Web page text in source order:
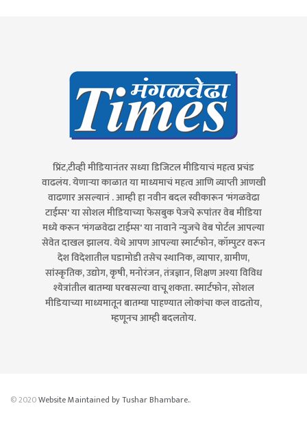
प्रिंट,टीव्ही मीडियानंतर सध्या डिजिटल मीडियाचं महत्व प्रचंड
वाढलंय. येणाऱ्या काळात या माध्यमाचं महत्व आणि व्याप्ती आणखी
वाढणार असल्यानं . आम्ही हा नवीन बदल स्वीकारून 'मंगळवेढा
टाईम्स' या सोशल मीडियाच्या फेसबुक पेजचे रूपांतर वेब मीडिया
मध्ये करून 'मंगळवेढा टाईम्स' या नावाने न्युजचे वेब पोर्टल आपल्या
सेवेत दाखल झालय. येथे आपण आपल्या स्मार्टफोन, कॉम्पुटर वरून
देश विदेशातील घडामोडी तसेच स्थानिक, व्यापार, ग्रामीण,
सांस्कृतिक, उद्योग, कृषी, मनोरंजन, तंत्रज्ञान, शिक्षण अश्या विविध
श्येत्रांतील बातम्या घरबसल्या वाचू शकता. स्मार्टफोन, सोशल
मीडियाच्या माध्यमातून बातम्या पाहण्यात लोकांचा कल वाढतोय,
म्हणूनच आम्ही बदलतोय.
© 2020Website Maintained by Tushar Bhambare..